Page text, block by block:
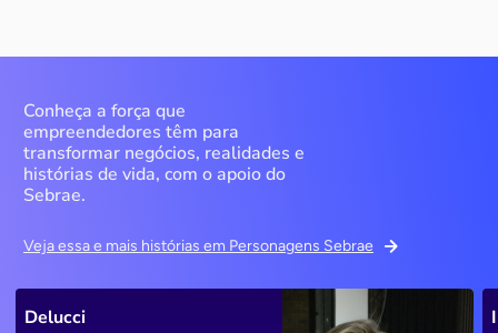
Conheça a força que
empreendedores têm para
transformar negócios, realidades e
histórias de vida, com o apoio do
Sebrae.
Veja essa e mais histórias em Personagens Sebrae
Delucci